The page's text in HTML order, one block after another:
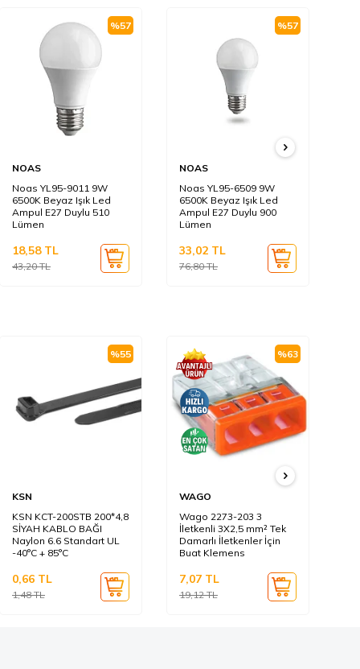
%57
NOAS
Noas YL95-9011 9W
6500K Beyaz Işık Led
Ampul E27 Duylu 510
Lümen
43,20TL
18,58TL
%57
NOAS
Noas YL95-6509 9W
6500K Beyaz Işık Led
Ampul E27 Duylu 900
Lümen
76,80TL
33,02 TL
%55
KSN
KSN KCT-200STB 200*4,8
SİYAH KABLO BAĞI
Naylon 6.6 Standart UL
-40°C + 85°C
1,48TL
0,66 TL
%63
WAGO
Wago 2273-203 3
İletkenli 3X2,5 mm² Tek
Damarlı İletkenler İçin
Buat Klemens
19,12TL
7,07 TL